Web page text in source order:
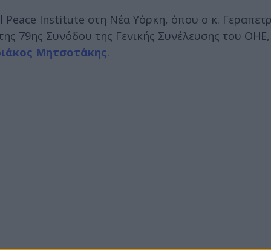
Institute στη Νέα Υόρκη, όπου ο κ.
79ης Συνόδου της Γενικής Συνέλευσης του ΟΗΕ,
Μητσοτάκης.